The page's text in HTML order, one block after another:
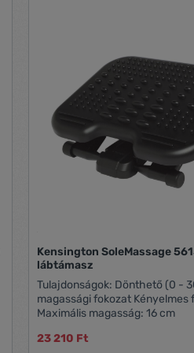
Kensington SoleMassage
lábtámasz
Tulajdonságok: Dönthető (0 - 30°) 5
magassági fokozat Kényelmes
Maximális magasság: 16 cm
23 210 Ft